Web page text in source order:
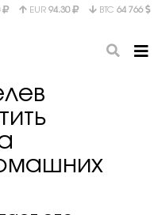
EUR 94.30 BTC 64 766